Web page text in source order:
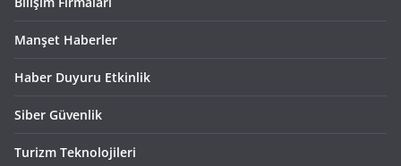
Manşet Haberler
Haber Duyuru Etkinlik
Siber Güvenlik
Turizm Teknolojileri